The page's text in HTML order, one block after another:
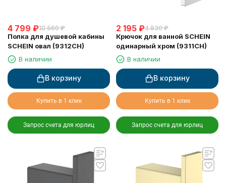
4 799 ₽10 560 ₽
Полка для душевой кабины
SCHEIN овал (9312CH)
В наличии
В корзину
Купить в 1 клик
Запрос счета для юрлиц
2 195 ₽4 830 ₽
Крючок для ванной SCHEIN
одинарный хром (9311CH)
В наличии
В корзину
Купить в 1 клик
Запрос счета для юрлиц